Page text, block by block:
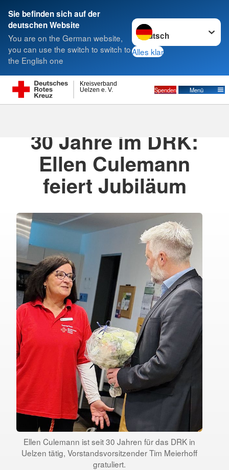
Sie befinden sich auf der
deutschen Website
You are on the German website,
you can use the switch to switch to
the English one
Sprache wechseln zu
Alles klar
Uelzen e. V.
Kreisverband
Spenden Menü
Suche
30 Jahre im DRK:
Ellen Culemann
feiert Jubiläum
Ellen Culemann ist seit 30 Jahren für das DRK in
Uelzen tätig, Vorstandsvorsitzender Tim Meierhoff
gratuliert.